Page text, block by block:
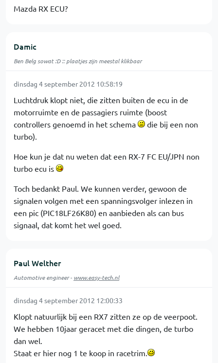
Mazda RX ECU?
Damic
Ben Belg sowat :D :: plaatjes zijn meestal klikbaar
dinsdag 4 september 2012 10:58:19
Luchtdruk klopt niet, die zitten buiten de ecu in de
motorruimte en de passagiers ruimte (boost
controllers genoemd in het schema
die bij een non
turbo).
Hoe kun je dat nu weten dat een RX-7 FC EU/JPN non
turbo ecu is
Toch bedankt Paul. We kunnen verder, gewoon de
signalen volgen met een spanningsvolger inlezen in
een pic (PIC18LF26K80) en aanbieden als can bus
signaal, dat komt het wel goed.
Paul Welther
Automotive engineer - www.easy-tech.nl
dinsdag 4 september 2012 12:00:33
Klopt natuurlijk bij een RX7 zitten ze op de veerpoot.
We hebben 10jaar geracet met die dingen, de turbo
dan wel.
Staat er hier nog 1 te koop in racetrim.